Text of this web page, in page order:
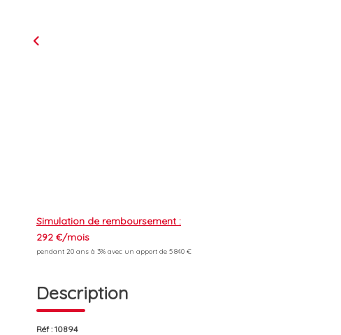
Simulation de remboursement :
292 €/mois
pendant 20 ans à 3% avec un apport de 5 840 €
Description
Réf : 10894